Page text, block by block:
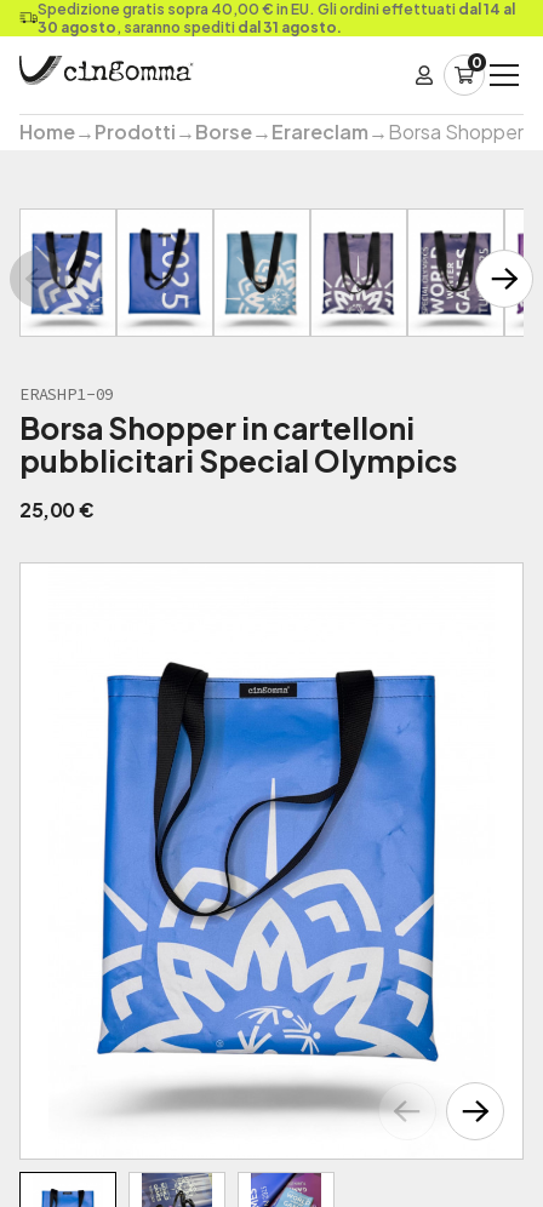
Spedizione gratis sopra 40,00 € in EU. Gli ordini effettuati dal 14 al
30 agosto, saranno spediti dal 31 agosto.
0
Home→Prodotti→Borse→Erareclam→Borsa Shopper
ERASHP1-09
Borsa Shopper in cartelloni
pubblicitari Special Olympics
25,00€